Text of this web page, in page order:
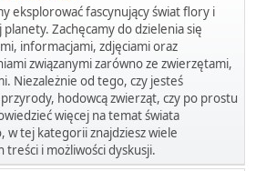
eksplorować fascynujący świat flory i
planety. Zachęcamy do dzielenia się
informacjami, zdjęciami oraz
związanymi zarówno ze zwierzętami,
Niezależnie od tego, czy jesteś
hodowcą zwierząt, czy po prostu
więcej na temat świata
w tej kategorii znajdziesz wiele
treści i możliwości dyskusji.